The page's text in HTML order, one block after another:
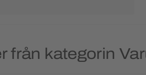
från kategorin